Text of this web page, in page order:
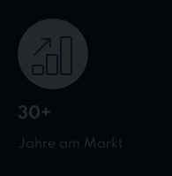
30+
Jahre am Markt